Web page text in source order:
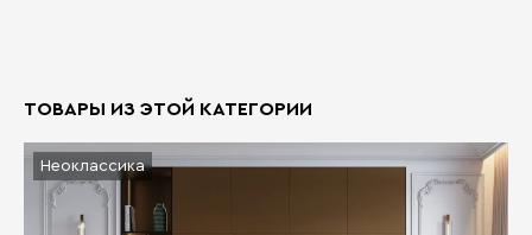
ТОВАРЫ ИЗ ЭТОЙ КАТЕГОРИИ
Неоклассика